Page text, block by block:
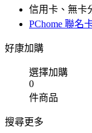
信用卡、無卡
PChome 聯名
好康加購
選擇加購
0
件商品
搜尋更多